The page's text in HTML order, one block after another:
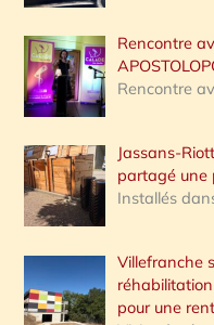
Rencontre
Rencontre
Jassans-
partagé une
Installés
Villefranche
pour une